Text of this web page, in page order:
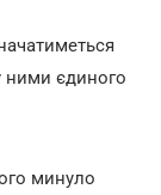
ними єдиного
минуло